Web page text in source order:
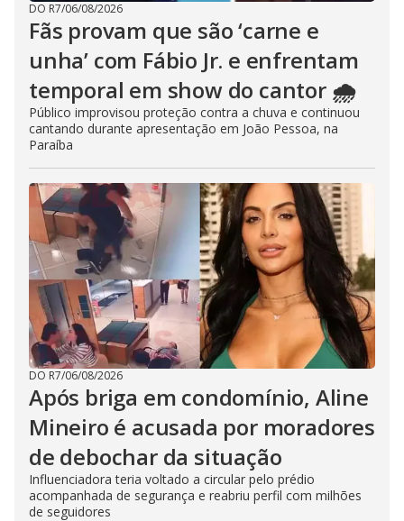
DO R7/06/08/2026
Fãs provam que são ‘carne e
unha’ com Fábio Jr. e enfrentam
temporal em show do cantor 🌧️
Público improvisou proteção contra a chuva e continuou
cantando durante apresentação em João Pessoa, na
Paraíba
DO R7/06/08/2026
Após briga em condomínio, Aline
Mineiro é acusada por moradores
de debochar da situação
Influenciadora teria voltado a circular pelo prédio
acompanhada de segurança e reabriu perfil com milhões
de seguidores